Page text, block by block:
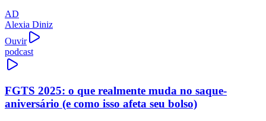
AD
Alexia Diniz
Ouvir
podcast
FGTS 2025: o que realmente muda no saque-
aniversário (e como isso afeta seu bolso)